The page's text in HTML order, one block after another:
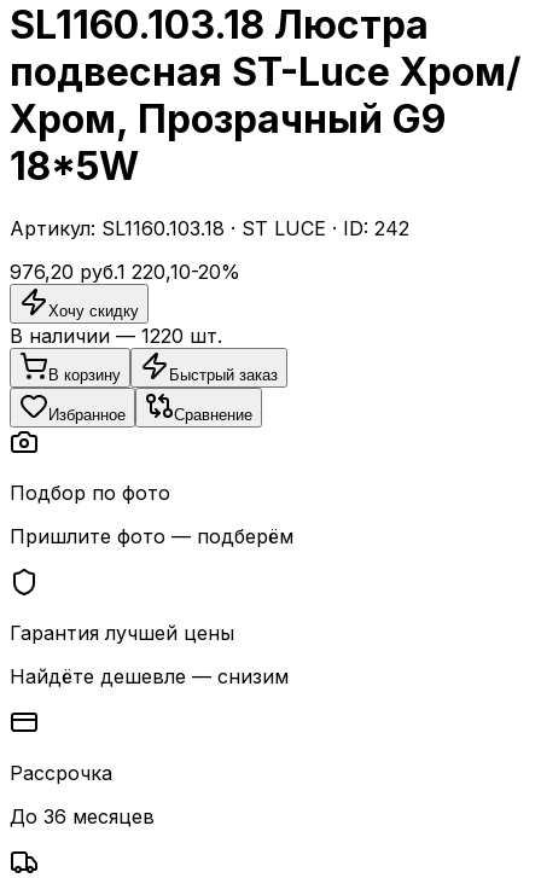
SL1160.103.18 Люстра
подвесная ST-Luce Хром/
Хром, Прозрачный G9
18*5W
Артикул: SL1160.103.18 · ST LUCE · ID: 242
976,20 руб.1 220,10-20%
Хочу скидку
В наличии — 1220 шт.
В корзину Быстрый заказ
Избранное Сравнение
Подбор по фото
Пришлите фото — подберём
Гарантия лучшей цены
Найдёте дешевле — снизим
Рассрочка
До 36 месяцев